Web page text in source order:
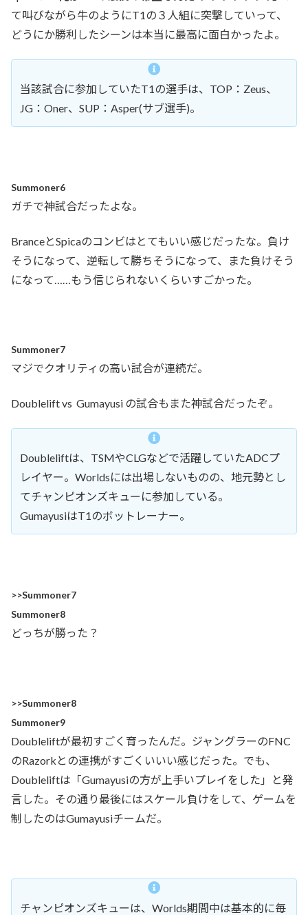
て叫びながら牛のようにT1の３人組に突撃していって、
どうにか勝利したシーンは本当に最高に面白かったよ。
当該試合に参加していたT1の選手は、TOP：Zeus、
JG：Oner、SUP：Asper(サブ選手)。
Summoner6
ガチで神試合だったよな。
BranceとSpicaのコンビはとてもいい感じだったな。負け
そうになって、逆転して勝ちそうになって、また負けそう
になって……もう信じられないくらいすごかった。
Summoner7
マジでクオリティの高い試合が連続だ。
Doublelift vs Gumayusi の試合もまた神試合だったぞ。
Doubleliftは、TSMやCLGなどで活躍していたADCプ
レイヤー。Worldsには出場しないものの、地元勢とし
てチャンピオンズキューに参加している。
GumayusiはT1のボットレーナー。
>>Summoner7
Summoner8
どっちが勝った？
>>Summoner8
Summoner9
Doubleliftが最初すごく育ったんだ。ジャングラーのFNC
のRazorkとの連携がすごくいいい感じだった。でも、
Doubleliftは「Gumayusiの方が上手いプレイをした」と発
言した。その通り最後にはスケール負けをして、ゲームを
制したのはGumayusiチームだ。
チャンピオンズキューは、Worlds期間中は基本的に毎